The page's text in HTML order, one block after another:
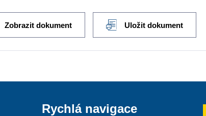
Zobrazit dokument Uložit dokument
Rychlá navigace